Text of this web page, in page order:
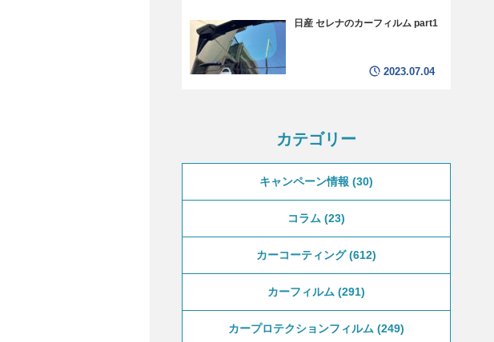
日産 セレナのカーフィルム part1
2023.07.04
カテゴリー
キャンペーン情報 30
コラム 23
カーコーティング 612
カーフィルム 291
カープロテクションフィルム 249